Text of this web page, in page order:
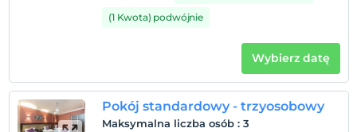
(1 Kwota) podwójnie
Wybierz datę
Pokój standardowy - trzyosobowy
Maksymalna liczba osób : 3